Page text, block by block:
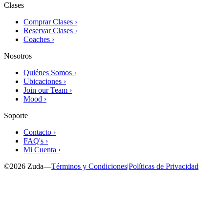
Clases
Comprar Clases ›
Reservar Clases ›
Coaches ›
Nosotros
Quiénes Somos ›
Ubicaciones ›
Join our Team ›
Mood ›
Soporte
Contacto ›
FAQ's ›
Mi Cuenta ›
©2026 Zuda—Términos y Condiciones|Políticas de Privacidad